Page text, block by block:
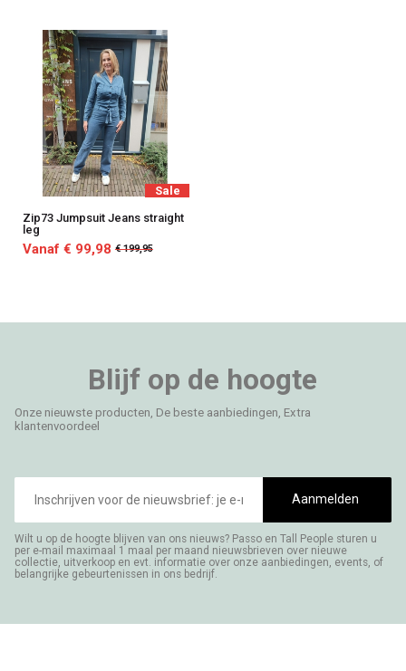
Sale
Zip73 Jumpsuit Jeans straight
leg
Vanaf € 99,98 € 199,95
Blijf op de hoogte
Onze nieuwste producten, De beste aanbiedingen, Extra
klantenvoordeel
mailadres
Aanmelden
Wilt u op de hoogte blijven van ons nieuws? Passo en Tall People sturen u
per e-mail maximaal 1 maal per maand nieuwsbrieven over nieuwe
collectie, uitverkoop en evt. informatie over onze aanbiedingen, events, of
belangrijke gebeurtenissen in ons bedrijf.